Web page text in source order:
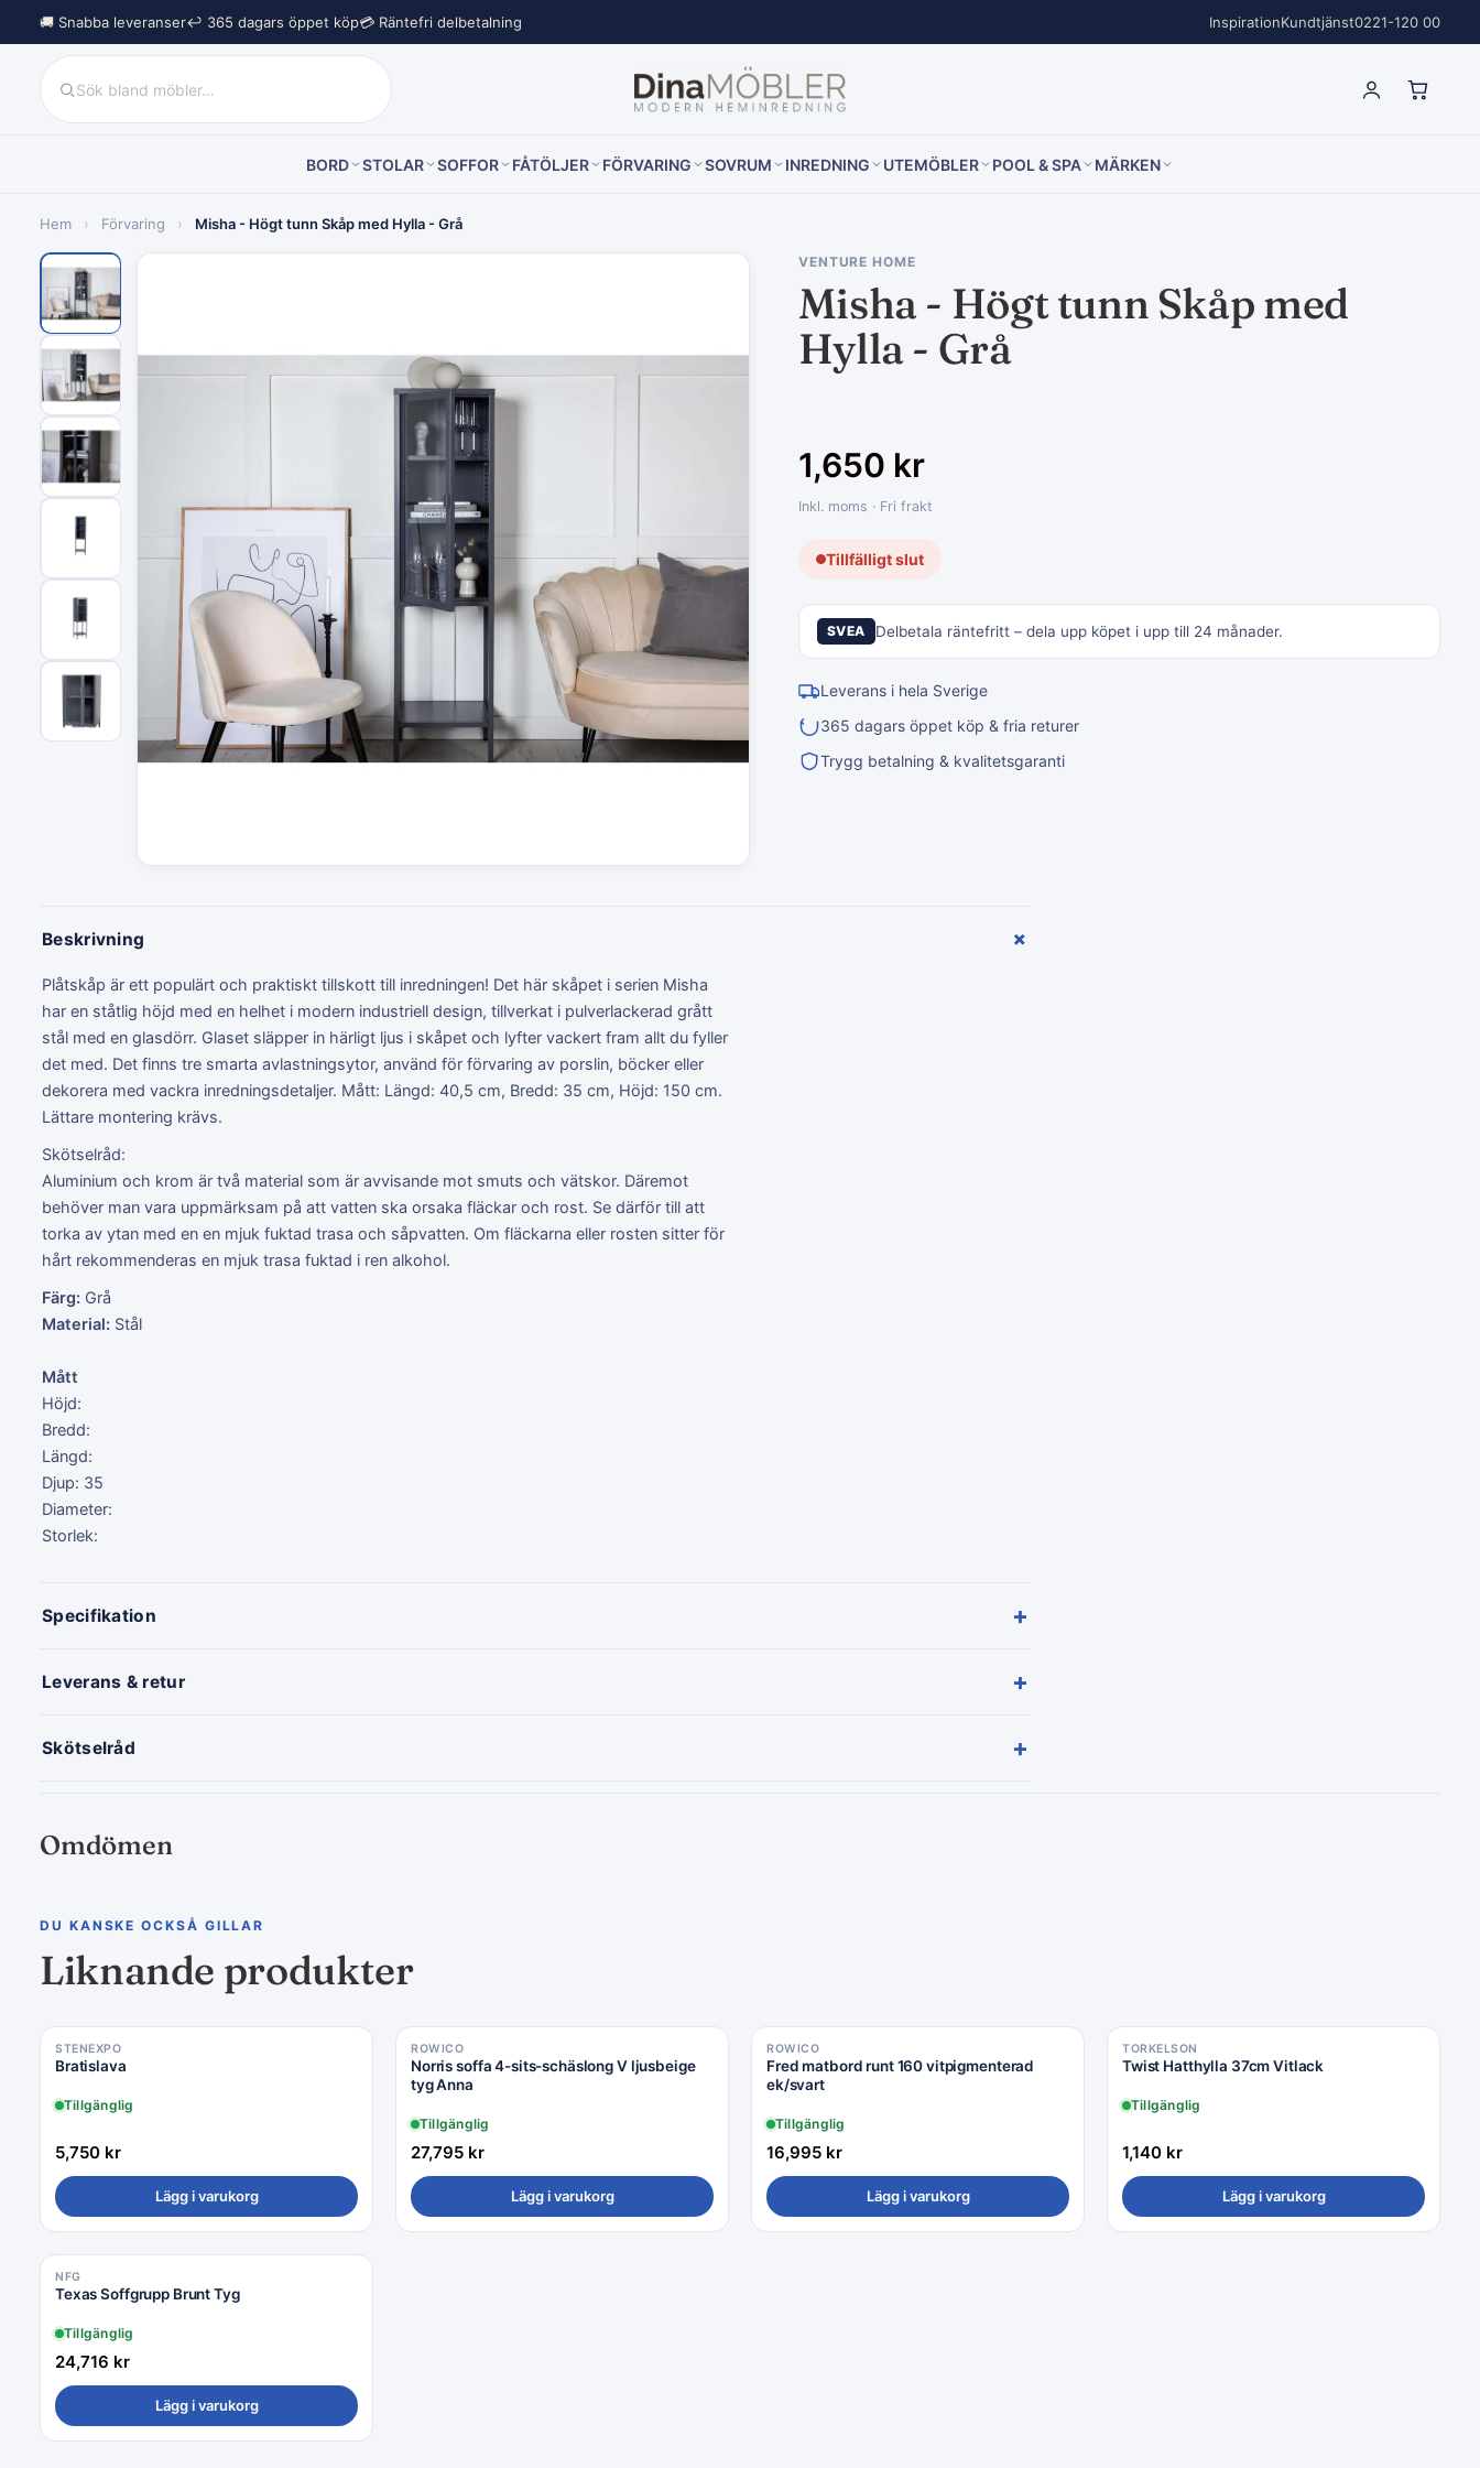
🚚 Snabba leveranser↩︎ 365 dagars öppet köp💳 Räntefri delbetalning InspirationKundtjänst0221-120 00
BORD STOLAR SOFFOR FÅTÖLJER FÖRVARING SOVRUM INREDNING UTEMÖBLER POOL & SPA MÄRKEN
Hem › Förvaring › Misha - Högt tunn Skåp med Hylla - Grå
VENTURE HOME
Misha - Högt tunn Skåp med
Hylla - Grå
1,650 kr
Inkl. moms · Fri frakt
Tillfälligt slut
SVEA Delbetala räntefritt – dela upp köpet i upp till 24 månader.
Leverans i hela Sverige
365 dagars öppet köp & fria returer
Trygg betalning & kvalitetsgaranti
Beskrivning +
Plåtskåp är ett populärt och praktiskt tillskott till inredningen! Det här skåpet i serien Misha
har en ståtlig höjd med en helhet i modern industriell design, tillverkat i pulverlackerad grått
stål med en glasdörr. Glaset släpper in härligt ljus i skåpet och lyfter vackert fram allt du fyller
det med. Det finns tre smarta avlastningsytor, använd för förvaring av porslin, böcker eller
dekorera med vackra inredningsdetaljer. Mått: Längd: 40,5 cm, Bredd: 35 cm, Höjd: 150 cm.
Lättare montering krävs.
Skötselråd:
Aluminium och krom är två material som är avvisande mot smuts och vätskor. Däremot
behöver man vara uppmärksam på att vatten ska orsaka fläckar och rost. Se därför till att
torka av ytan med en en mjuk fuktad trasa och såpvatten. Om fläckarna eller rosten sitter för
hårt rekommenderas en mjuk trasa fuktad i ren alkohol.
Färg: Grå
Material: Stål
Mått
Höjd:
Bredd:
Längd:
Djup: 35
Diameter:
Storlek:
Specifikation +
Leverans & retur +
Skötselråd +
Omdömen
DU KANSKE OCKSÅ GILLAR
Liknande produkter
STENEXPO
Bratislava
Tillgänglig
5,750 kr
Lägg i varukorg
ROWICO
Norris soffa 4-sits-schäslong V ljusbeige
tyg Anna
Tillgänglig
27,795 kr
Lägg i varukorg
ROWICO
Fred matbord runt 160 vitpigmenterad
ek/svart
Tillgänglig
16,995 kr
Lägg i varukorg
TORKELSON
Twist Hatthylla 37cm Vitlack
Tillgänglig
1,140 kr
Lägg i varukorg
NFG
Texas Soffgrupp Brunt Tyg
Tillgänglig
24,716 kr
Lägg i varukorg